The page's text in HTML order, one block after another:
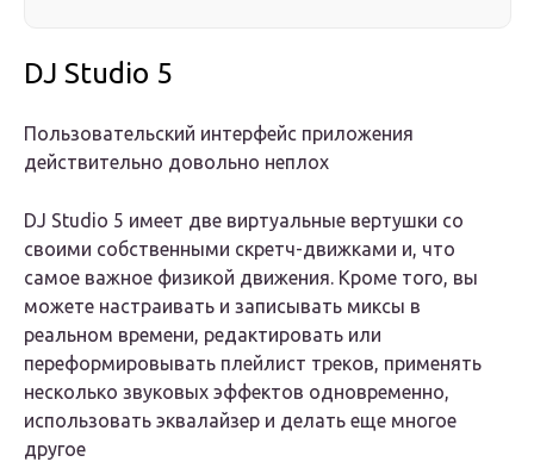
DJ Studio 5
Пользовательский интерфейс приложения
действительно довольно неплох
DJ Studio 5 имеет две виртуальные вертушки со
своими собственными скретч-движками и, что
самое важное физикой движения. Кроме того, вы
можете настраивать и записывать миксы в
реальном времени, редактировать или
переформировывать плейлист треков, применять
несколько звуковых эффектов одновременно,
использовать эквалайзер и делать еще многое
другое